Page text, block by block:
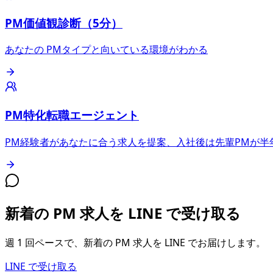
PM価値観診断（5分）
あなたの PMタイプと向いている環境がわかる
PM特化転職エージェント
PM経験者があなたに合う求人を提案、入社後は先輩PMが半
新着の PM 求人を LINE で受け取る
週 1 回ペースで、新着の PM 求人を LINE でお届けします。
LINE で受け取る